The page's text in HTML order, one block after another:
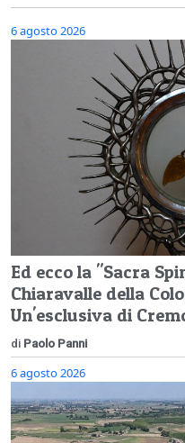
6 agosto 2026
Ed ecco la "Sacra
Chiaravalle della
Un'esclusiva di
di Paolo Panni
6 agosto 2026